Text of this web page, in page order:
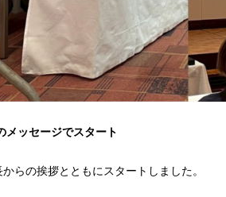
メッセージでスタート
らの挨拶とともにスタートしました。